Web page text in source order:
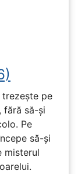
trezește pe
fără să-și
Pe
să-și
misterul